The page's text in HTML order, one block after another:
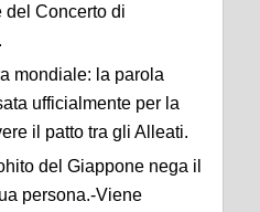
del Concerto di
mondiale: la parola
ufficialmente per la
il patto tra gli Alleati.
del Giappone nega il
persona.-Viene